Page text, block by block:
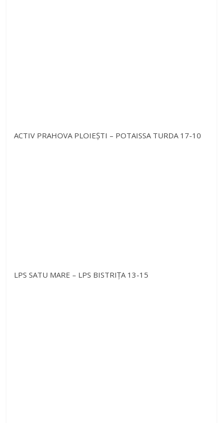
ACTIV PRAHOVA PLOIEȘTI – POTAISSA TURDA 17-10
LPS SATU MARE – LPS BISTRIȚA 13-15